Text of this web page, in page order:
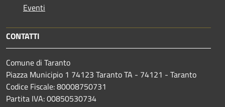
Eventi
CONTATTI
Comune di Taranto
Piazza Municipio 1 74123 Taranto TA - 74121 - Taranto
Codice Fiscale: 80008750731
Partita IVA: 00850530734